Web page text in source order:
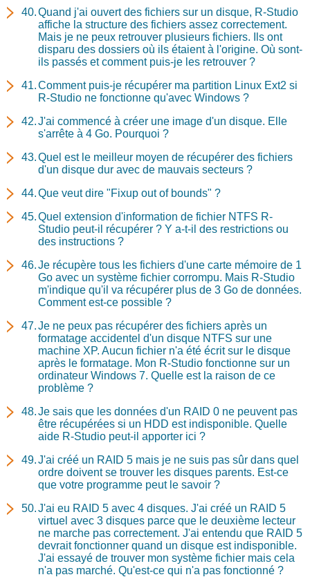
Quand j'ai ouvert des fichiers sur un disque, R-Studio
affiche la structure des fichiers assez correctement.
Mais je ne peux retrouver plusieurs fichiers. Ils ont
disparu des dossiers où ils étaient à l'origine. Où sont-
ils passés et comment puis-je les retrouver ?
Comment puis-je récupérer ma partition Linux Ext2 si
R-Studio ne fonctionne qu'avec Windows ?
J'ai commencé à créer une image d'un disque. Elle
s'arrête à 4 Go. Pourquoi ?
Quel est le meilleur moyen de récupérer des fichiers
d'un disque dur avec de mauvais secteurs ?
Que veut dire "Fixup out of bounds" ?
Quel extension d'information de fichier NTFS R-
Studio peut-il récupérer ? Y a-t-il des restrictions ou
des instructions ?
Je récupère tous les fichiers d'une carte mémoire de 1
Go avec un système fichier corrompu. Mais R-Studio
m'indique qu'il va récupérer plus de 3 Go de données.
Comment est-ce possible ?
Je ne peux pas récupérer des fichiers après un
formatage accidentel d'un disque NTFS sur une
machine XP. Aucun fichier n'a été écrit sur le disque
après le formatage. Mon R-Studio fonctionne sur un
ordinateur Windows 7. Quelle est la raison de ce
problème ?
Je sais que les données d'un RAID 0 ne peuvent pas
être récupérées si un HDD est indisponible. Quelle
aide R-Studio peut-il apporter ici ?
J'ai créé un RAID 5 mais je ne suis pas sûr dans quel
ordre doivent se trouver les disques parents. Est-ce
que votre programme peut le savoir ?
J'ai eu RAID 5 avec 4 disques. J'ai créé un RAID 5
virtuel avec 3 disques parce que le deuxième lecteur
ne marche pas correctement. J'ai entendu que RAID 5
devrait fonctionner quand un disque est indisponible.
J'ai essayé de trouver mon système fichier mais cela
n'a pas marché. Qu'est-ce qui n'a pas fonctionné ?